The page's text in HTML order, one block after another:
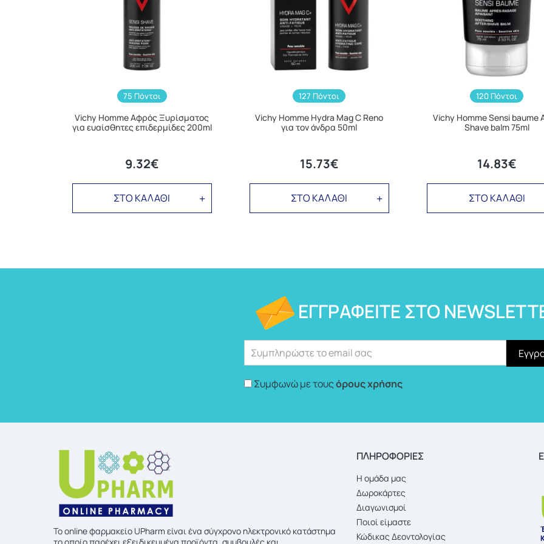
75 Πόντοι
Vichy Homme Αφρός Ξυρίσματος
για ευαίσθητες επιδερμίδες 200ml
9.32€
ΣΤΟ ΚΑΛΑΘΙ
127 Πόντοι
Vichy Homme Hydra Mag C Reno
για τον άνδρα 50ml
15.73€
ΣΤΟ ΚΑΛΑΘΙ
120 Πόντοι
Vichy Homme Sensi baume
Shave balm 75ml
14.83€
ΣΤΟ ΚΑΛΑΘΙ
ΕΓΓΡΑΦΕΊΤΕ ΣΤΟ
Συμφωνώ με τουςόρους χρήσης
To online φαρμακείο UPharm είναι ένα σύγχρονο ηλεκτρονικό κατάστημα
ΠΛΗΡΟΦΟΡΙΕΣ
Η ομάδα μας
Δωροκάρτες
Διαγωνισμοί
Ποιοί είμαστε
Κώδικας Δεοντολογίας